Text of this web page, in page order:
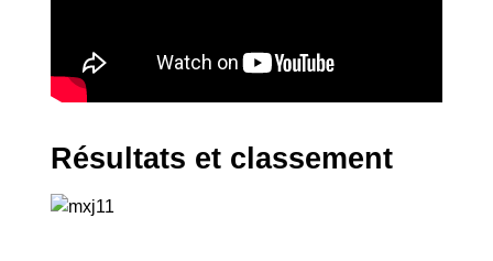
Résultats et classement